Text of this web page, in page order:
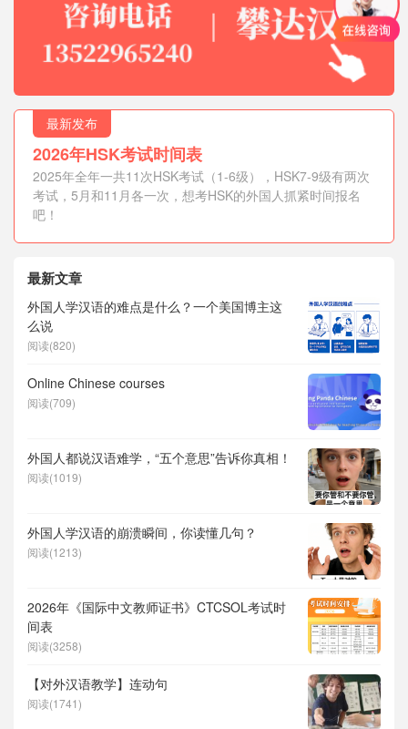
最新发布
2026年HSK考试时间表
2025年全年一共11次HSK考试（1-6级），HSK7-9级有两次
考试，5月和11月各一次，想考HSK的外国人抓紧时间报名
吧！
最新文章
外国人学汉语的难点是什么？一个美国博主这
么说
阅读(820)
Online Chinese courses
阅读(709)
外国人都说汉语难学，“五个意思”告诉你真相！
阅读(1019)
外国人学汉语的崩溃瞬间，你读懂几句？
阅读(1213)
2026年《国际中文教师证书》CTCSOL考试时
间表
阅读(3258)
【对外汉语教学】连动句
阅读(1741)